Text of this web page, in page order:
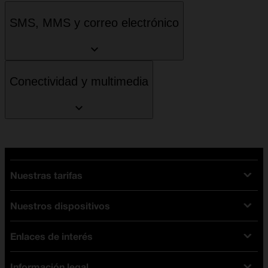
SMS, MMS y correo electrónico
Conectividad y multimedia
Nuestras tarifas
Tarifas Orange
Tarifas fibra y móvil
Tarifas móviles
Tarifas internet y fibra
Nuestros dispositivos
Ofertas en móviles
iPhone
Enlaces de interés